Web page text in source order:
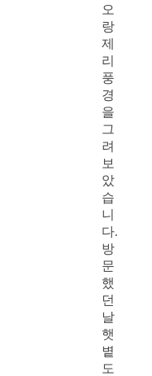
오
랑
제
리
풍
경
을
그
려
보
았
습
니
다.
방
문
했
던
날
햇
볕
도